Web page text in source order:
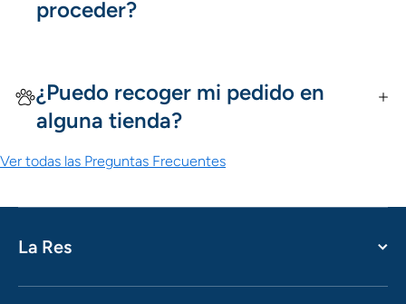
proceder?
¿Puedo recoger mi pedido en
alguna tienda?
Ver todas las Preguntas Frecuentes
La Res